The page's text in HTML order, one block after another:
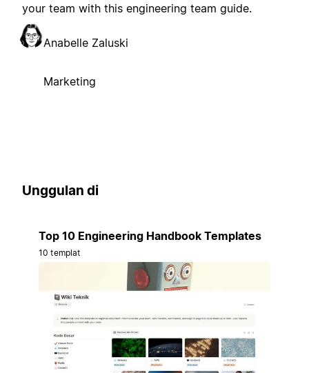
your team with this engineering team guide.
Anabelle Zaluski
Marketing
Unggulan di
Top 10 Engineering Handbook Templates
10 templat